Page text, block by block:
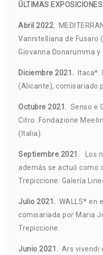
ÚLTIMAS
Abril 2022.
Vannitelliana de Fusaro
Giovanna Donarumma y
Diciembre 2021.
Itaca*.
(Alicante), comisariado
Octubre 2021. Senso e
Citro. Fondazione
(Italia).
Septiembre 2021. Los
además se actuó como
Trepiccione. Galería
Julio 2021. WALLS* en
comisariada por Maria
Trepiccione.
Junio 2021. Ars vivendi